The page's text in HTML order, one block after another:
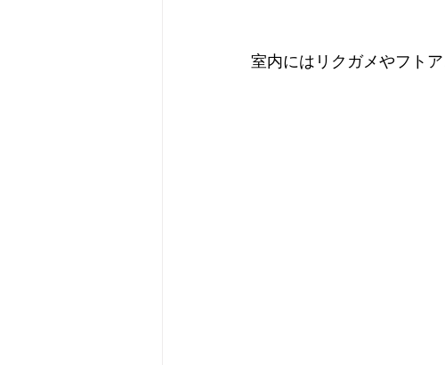
室内にはリクガメやフト